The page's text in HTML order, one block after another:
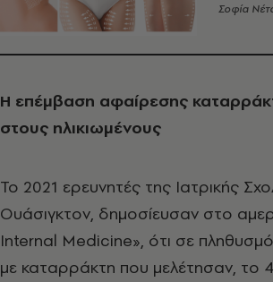
Σοφία
Η επέμβαση αφαίρεσης
στους ηλικιωμένους
Το 2021 ερευνητές της Ιατρικής
Ουάσιγκτον, δημοσίευσαν στο
Internal Medicine», ότι σε
με καταρράκτη που μελέτησαν, το